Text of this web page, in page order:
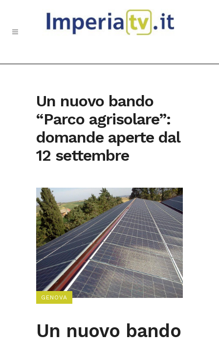
Un nuovo bando
“Parco agrisolare”:
domande aperte dal
12 settembre
GENOVA
Un nuovo bando